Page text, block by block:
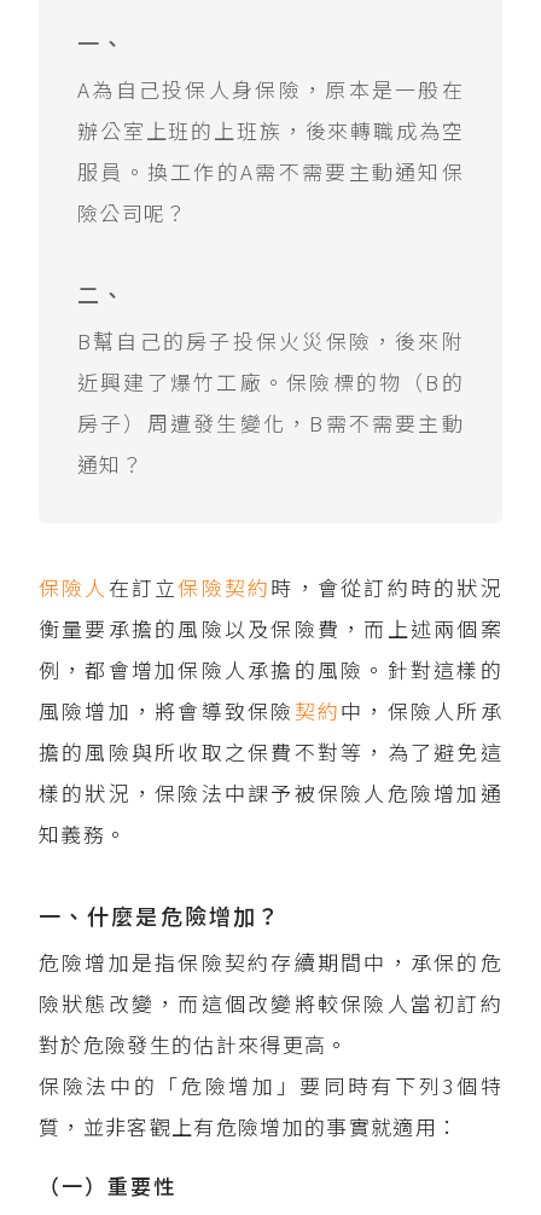
一、
A為自己投保人身保險，原本是一般在
辦公室上班的上班族，後來轉職成為空
服員。換工作的A需不需要主動通知保
險公司呢？
二、
B幫自己的房子投保火災保險，後來附
近興建了爆竹工廠。保險標的物（B的
房子）周遭發生變化，B需不需要主動
通知？
保險人 在訂立保險契約時，會從訂約時的狀況
衡量要承擔的風險以及保險費，而上述兩個案
例，都會增加保險人承擔的風險。針對這樣的
風險增加，將會導致保險 契約中，保險人所承
擔的風險與所收取之保費不對等，為了避免這
樣的狀況，保險法中課予被保險人危險增加通
知義務。
一、什麼是危險增加？
危險增加是指保險契約存續期間中，承保的危
險狀態改變，而這個改變將較保險人當初訂約
對於危險發生的估計來得更高。
保險法中的「危險增加」要同時有下列3個特
質，並非客觀上有危險增加的事實就適用：
（一）重要性